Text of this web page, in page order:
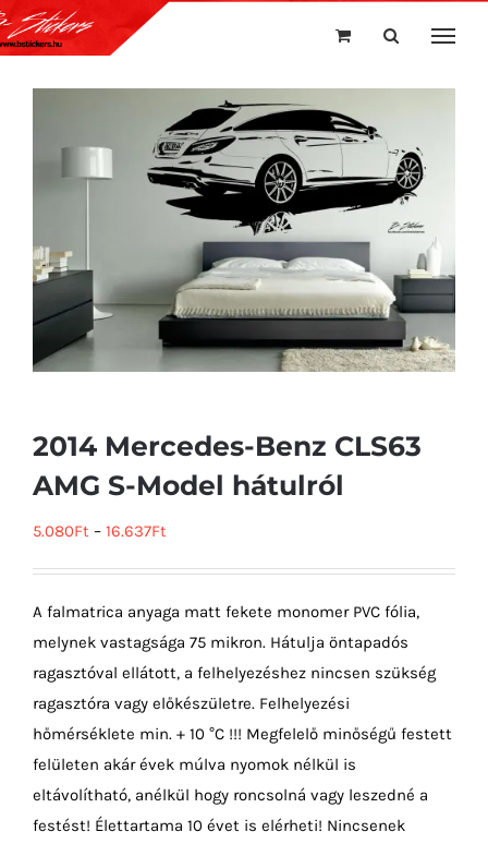
Kihagyás
2014 Mercedes-Benz CLS63
AMG S-Model hátulról
5.080Ft – 16.637Ft
A falmatrica anyaga matt fekete monomer PVC fólia,
melynek vastagsága 75 mikron. Hátulja öntapadós
ragasztóval ellátott, a felhelyezéshez nincsen szükség
ragasztóra vagy előkészületre. Felhelyezési
hőmérséklete min. + 10 °C !!! Megfelelő minőségű festett
felületen akár évek múlva nyomok nélkül is
eltávolítható, anélkül hogy roncsolná vagy leszedné a
festést! Élettartama 10 évet is elérheti! Nincsenek